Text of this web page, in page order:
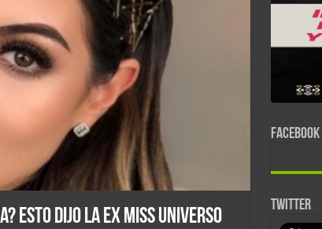
Esto dijo la ex Miss Universo
FACEBOOK
TWITTER